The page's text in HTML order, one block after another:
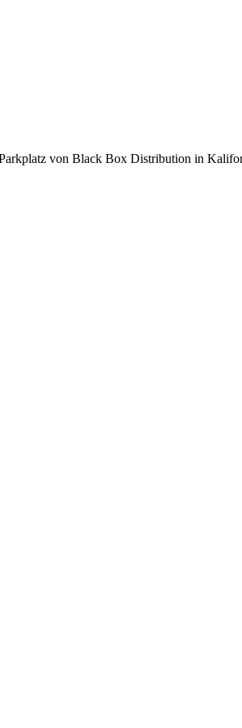
von Black Box Distribution in